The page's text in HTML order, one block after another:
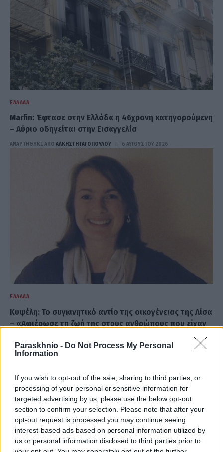
Paraskhnio - Do Not Process My Personal
Information
If you wish to opt-out of the sale, sharing to third parties, or
processing of your personal or sensitive information for
targeted advertising by us, please use the below opt-out
section to confirm your selection. Please note that after your
opt-out request is processed you may continue seeing
interest-based ads based on personal information utilized by
us or personal information disclosed to third parties prior to
ΕΛΛΆΔΑ
Marfin: Έφτασε στην Ελλάδα η 46χρονη κατηγορούμενη
– Αύριο οδηγείται στην Εισαγγελία
ΑΝΑΡΤΗΘΗΚΕ ΑΠΟ ΆΛΚΗΣΤΗ ΓΑΤΟΠΟΎΛΟΥ 6 ΑΥΓΟΎΣΤΟΥ 2026
ΕΛΛΆΔΑ
Κυψέλη: Το συγκινητικό αντίο της οικογένειας της Λίσα
– «Αφιέρωσε τη ζωή της στους ανθρώπους που είχαν
ΑΝΑΡΤΗΘΗΚΕ ΑΠΟΆΛΚΗΣΤΗ ΓΑΤΟΠΟΎΛΟΥ 6 ΑΥΓΟΎΣΤΟΥ 2026